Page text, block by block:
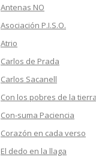
Antenas NO
Asociación P.I.S.O.
Atrio
Carlos de Prada
Carlos Sacanell
Con los pobres de la tierra
Con-suma Paciencia
Corazón en cada verso
El dedo en la llaga